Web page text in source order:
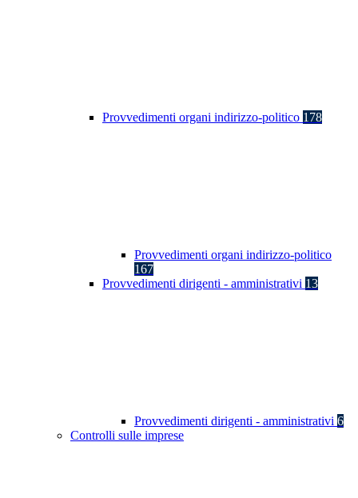
Provvedimenti organi indirizzo-politico 178
Provvedimenti organi indirizzo-politico
167
Provvedimenti dirigenti - amministrativi 13
Provvedimenti dirigenti - amministrativi 6
Controlli sulle imprese